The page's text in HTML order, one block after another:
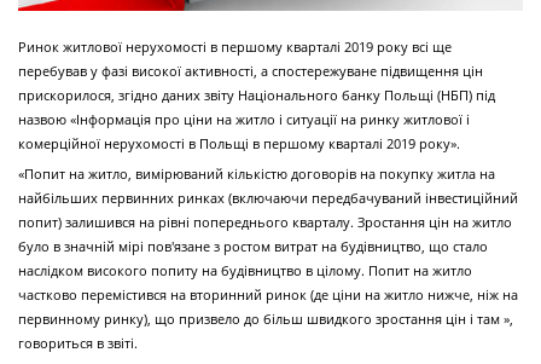
Ринок житлової нерухомості в першому кварталі 2019 року всі ще
перебував у фазі високої активності, а спостережуване підвищення цін
прискорилося, згідно даних звіту Національного банку Польщі (НБП) під
назвою «Інформація про ціни на житло і ситуації на ринку житлової і
комерційної нерухомості в Польщі в першому кварталі 2019 року».
«Попит на житло, вимірюваний кількістю договорів на покупку житла на
найбільших первинних ринках (включаючи передбачуваний інвестиційний
попит) залишився на рівні попереднього кварталу. Зростання цін на житло
було в значній мірі пов'язане з ростом витрат на будівництво, що стало
наслідком високого попиту на будівництво в цілому. Попит на житло
частково перемістився на вторинний ринок (де ціни на житло нижче, ніж на
первинному ринку), що призвело до більш швидкого зростання цін і там »,
говориться в звіті.